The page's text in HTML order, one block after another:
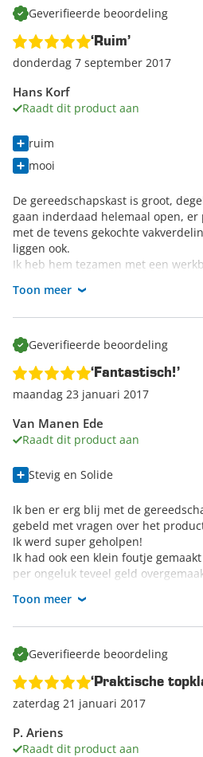
Geverifieerde beoordeling
Hans Korf
Raadt dit product aan
‘Ruim’
donderdag 7 september 2017
ruim
mooi
De gereedschapskast is groot,
gaan inderdaad helemaal open, er
met de tevens gekochte
liggen ook.
Ik heb hem tezamen met een
Ik ben helemaal tevreden.
Toon meer
Geverifieerde beoordeling
Van Manen Ede
Raadt dit product aan
‘Fantastisch!’
maandag 23 januari 2017
Stevig en Solide
Ik ben er erg blij met de
gebeld met vragen over het
Ik werd super geholpen!
Ik had ook een klein foutje
per ongeluk teveel geld
rekening staan, bedankt voor de
Toon meer
Geverifieerde beoordeling
P. Ariens
Raadt dit product aan
‘Praktische
zaterdag 21 januari 2017